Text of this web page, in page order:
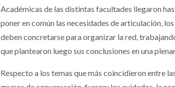
Académicas de las distintas facultades llegaron
poner en común las necesidades de articulación,
deben concretarse para organizar la red,
que plantearon luego sus conclusiones en una
Respecto a los temas que más coincidieron entre